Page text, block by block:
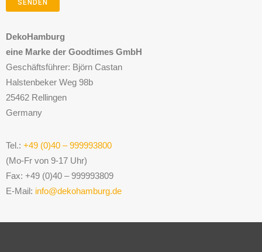
DekoHamburg
eine Marke der Goodtimes GmbH
Geschäftsführer: Björn Castan
Halstenbeker Weg 98b
25462 Rellingen
Germany
Tel.: +49 (0)40 – 999993800
(Mo-Fr von 9-17 Uhr)
Fax: +49 (0)40 – 999993809
E-Mail: info@dekohamburg.de